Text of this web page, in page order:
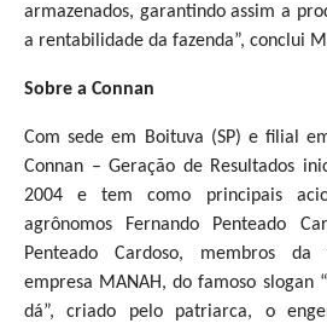
armazenados, garantindo assim a
a rentabilidade da fazenda”, conclui
Sobre a Connan
Com sede em Boituva (SP) e filial
Connan – Geração de Resultados
2004 e tem como principais
agrônomos Fernando Penteado
Penteado Cardoso, membros
empresa MANAH, do famoso slogan
dá”, criado pelo patriarca, o